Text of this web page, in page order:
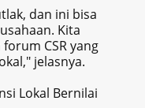
dan ini bisa
Kita
CSR yang
jelasnya.
Lokal Bernilai